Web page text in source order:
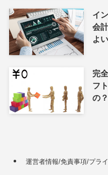
イ
会
よ
完
フ
の？
運営者情報/免責事項/プラ